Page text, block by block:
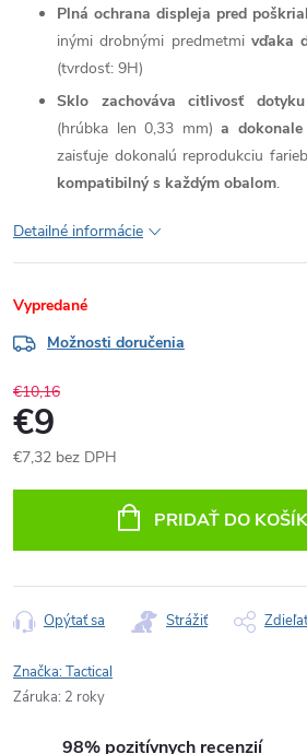
Plná ochrana displeja pred
inými drobnými predmetmivďaka
(tvrdosť: 9H)
Sklo zachováva citlivosť
(hrúbka len 0,33 mm) a dokonale
zaisťuje dokonalú reprodukciu
kompatibilný s každým obalom.
Detailné informácie
Vypredané
Možnosti doručenia
€10,16
€9
€7,32 bez DPH
PRIDAŤ DO
Opýtať sa Strážiť Zdieľať
Značka:Tactical
Záruka: 2 roky
98% pozitívnych recenzií